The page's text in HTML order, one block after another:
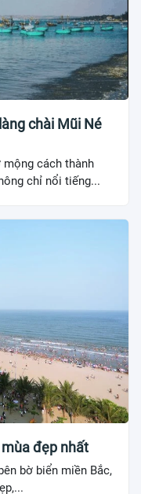
chài Mũi Né
mộng cách thành
chỉ nổi tiếng...
đẹp nhất
bờ biển miền Bắc,